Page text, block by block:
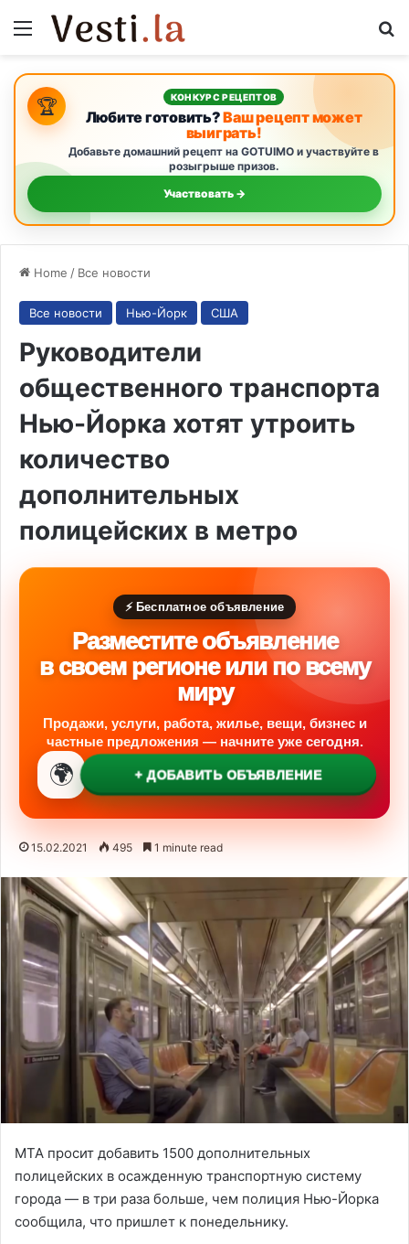
Menu
🏆 КОНКУРС РЕЦЕПТОВ
Любите готовить?Ваш рецепт может
выиграть!
Добавьте домашний рецепт на GOTUIMO и участвуйте в
розыгрыше призов.
Участвовать →
Home / Все новости
Все новости Нью-Йорк США
Руководители
общественного транспорта
Нью-Йорка хотят утроить
количество
дополнительных
полицейских в метро
⚡ Бесплатное объявление
Разместите объявление
в своем регионе или по всему
миру
Продажи, услуги, работа, жилье, вещи, бизнес и
частные предложения — начните уже сегодня.
🌍 + ДОБАВИТЬ ОБЪЯВЛЕНИЕ
15.02.2021 495 1 minute read
MTA просит добавить 1500 дополнительных
полицейских в осажденную транспортную систему
города — в три раза больше, чем полиция Нью-Йорка
сообщила, что пришлет к понедельнику.